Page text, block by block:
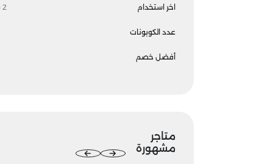
اخر استخدام 2 ساعات
عدد الكوبونات
أفضل خصم
متاجر
مشهورة